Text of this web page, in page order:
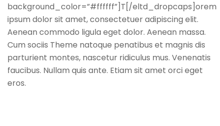
background_color=”#ffffff”]T[/eltd_dropcaps]orem
ipsum dolor sit amet, consectetuer adipiscing elit.
Aenean commodo ligula eget dolor. Aenean massa.
Cum sociis Theme natoque penatibus et magnis dis
parturient montes, nascetur ridiculus mus. Venenatis
faucibus. Nullam quis ante. Etiam sit amet orci eget
eros.